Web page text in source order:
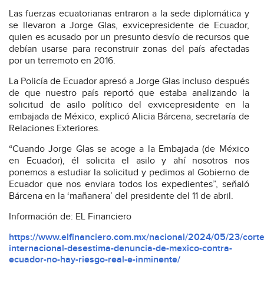
Las fuerzas ecuatorianas entraron a la sede diplomática y
se llevaron a Jorge Glas, exvicepresidente de Ecuador,
quien es acusado por un presunto desvío de recursos que
debían usarse para reconstruir zonas del país afectadas
por un terremoto en 2016.
La Policía de Ecuador apresó a Jorge Glas incluso después
de que nuestro país reportó que estaba analizando la
solicitud de asilo político del exvicepresidente en la
embajada de México, explicó Alicia Bárcena, secretaría de
Relaciones Exteriores.
“Cuando Jorge Glas se acoge a la Embajada (de México
en Ecuador), él solicita el asilo y ahí nosotros nos
ponemos a estudiar la solicitud y pedimos al Gobierno de
Ecuador que nos enviara todos los expedientes”, señaló
Bárcena en la ‘mañanera’ del presidente del 11 de abril.
Información de: EL Financiero
https://www.elfinanciero.com.mx/nacional/2024/05/23/
internacional-desestima-denuncia-de-mexico-contra-
ecuador-no-hay-riesgo-real-e-inminente/